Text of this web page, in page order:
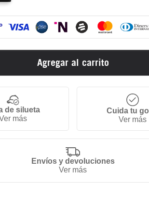
Agregar al carrito
de silueta
más
Cuida tu
Ver más
Envíos y devoluciones
Ver más